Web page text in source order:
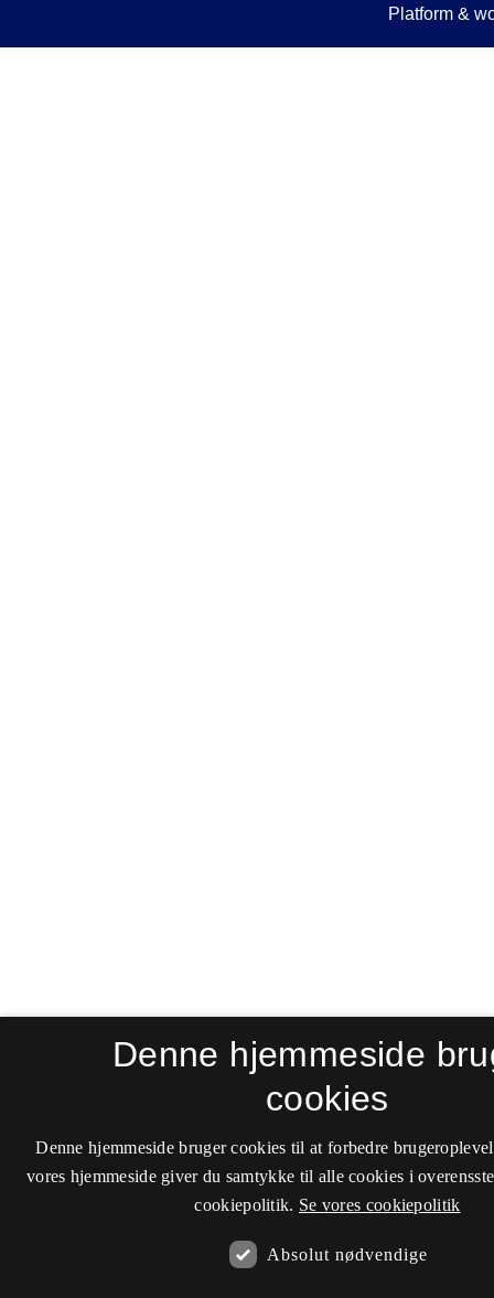
Denne hjemmeside
cookies
Denne hjemmeside bruger cookies til at forbedre
vores hjemmeside giver du samtykke til alle cookies i
cookiepolitik. Se vores cookiepolitik
Absolut nødvendige